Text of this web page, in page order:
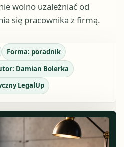
wolno uzależniać od
się pracownika z firmą.
Forma: poradnik
Damian Bolerka
LegalUp